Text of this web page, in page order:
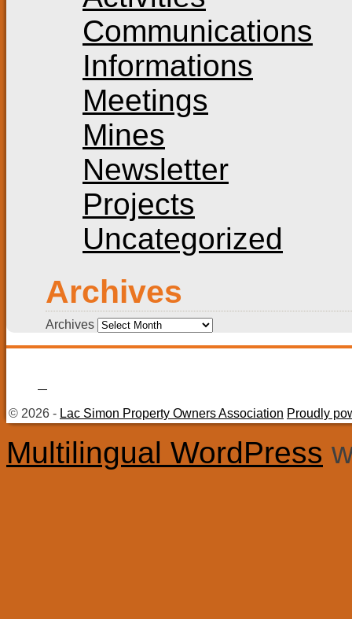
Communications
Informations
Meetings
Mines
Newsletter
Projects
Uncategorized
Archives
Archives
© 2026 - Lac Simon Property Owners Association Proudly
Multilingual WordPress